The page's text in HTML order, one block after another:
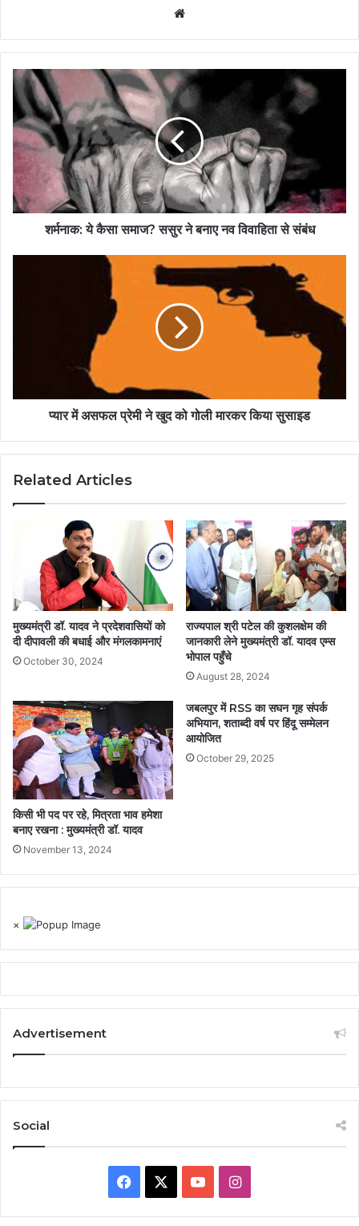
शर्मनाक: ये कैसा समाज? ससुर ने बनाए नव विवाहिता से संबंध
प्यार में असफल प्रेमी ने खुद को गोली मारकर किया सुसाइड
Related Articles
मुख्यमंत्री डॉ. यादव ने प्रदेशवासियों को
दी दीपावली की बधाई और मंगलकामनाएं
October 30, 2024
राज्यपाल श्री पटेल की कुशलक्षेम की
जानकारी लेने मुख्यमंत्री डॉ. यादव एम्स
भोपाल पहुँचे
August 28, 2024
किसी भी पद पर रहे, मित्रता भाव हमेशा
बनाए रखना : मुख्यमंत्री डॉ. यादव
November 13, 2024
जबलपुर में RSS का सघन गृह संपर्क
अभियान, शताब्दी वर्ष पर हिंदू सम्मेलन
आयोजित
October 29, 2025
×
Advertisement
Social
Facebook YouTubeInstagram